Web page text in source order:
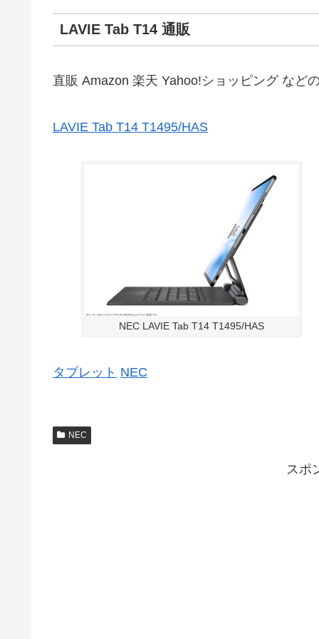
LAVIE Tab T14 通販
直販 Amazon 楽天 Yahoo!ショッピング など
LAVIE Tab T14 T1495/HAS
NEC LAVIE Tab T14 T1495/HAS
タブレット NEC
NEC
スポ